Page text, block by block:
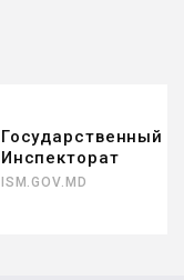
Государственный
Инспекторат
ISM.GOV.MD